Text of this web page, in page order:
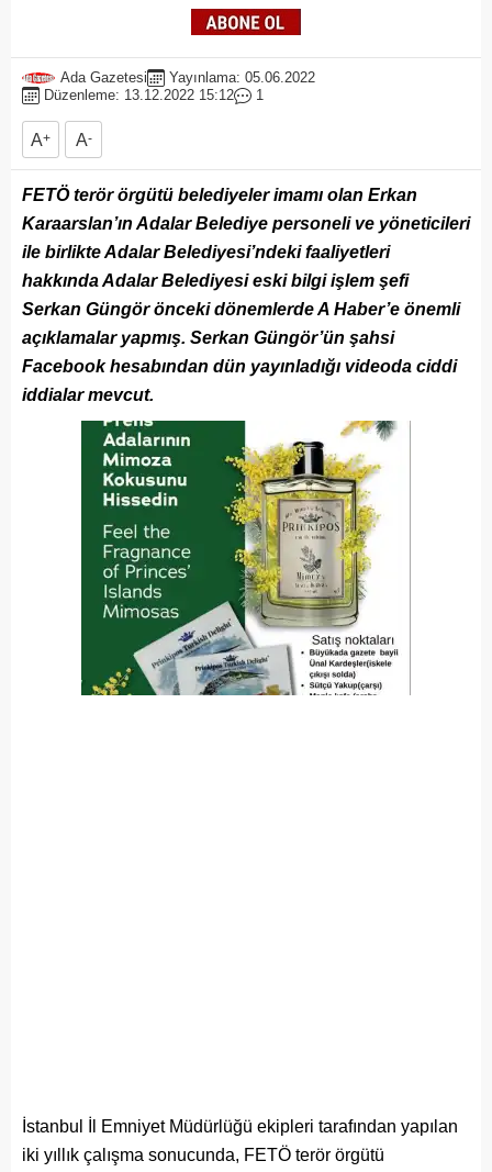
Ada Gazetesi
Yayınlama: 05.06.2022
Düzenleme: 13.12.2022 15:12
1
A+ A-
FETÖ terör örgütü belediyeler imamı olan Erkan
Karaarslan’ın Adalar Belediye personeli ve yöneticileri
ile birlikte Adalar Belediyesi’ndeki faaliyetleri
hakkında Adalar Belediyesi eski bilgi işlem şefi
Serkan Güngör önceki dönemlerde A Haber’e önemli
açıklamalar yapmış. Serkan Güngör’ün şahsi
Facebook hesabından dün yayınladığı videoda ciddi
iddialar mevcut.
İstanbul İl Emniyet Müdürlüğü ekipleri tarafından yapılan
iki yıllık çalışma sonucunda, FETÖ terör örgütü